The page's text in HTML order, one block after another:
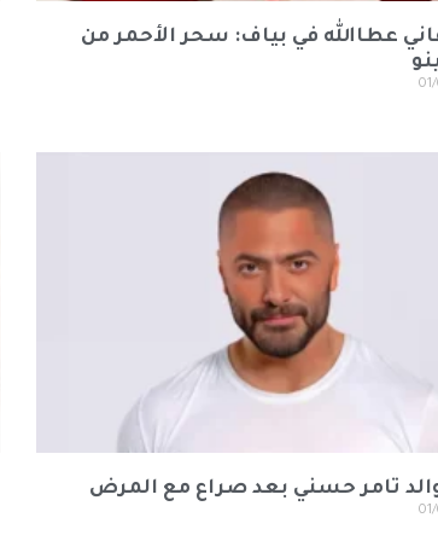
عطاالله في بياف: سحر الأحمر من
تامر حسني بعد صراع مع المرض